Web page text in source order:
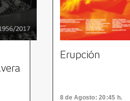
Erupción
8de Agosto: 20:45 h.